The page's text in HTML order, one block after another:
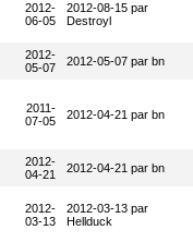
2012-
06-05
2012-08-15 par
Destroyl
2012-
05-07
2012-05-07 par bn
2011-
07-05
2012-04-21 par bn
2012-
04-21
2012-04-21 par bn
2012-
03-13
2012-03-13 par
Hellduck